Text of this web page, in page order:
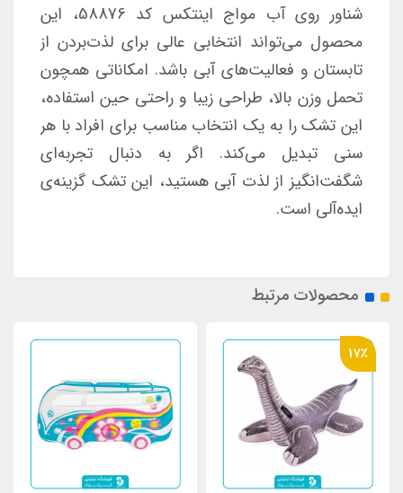
شناور روی آب مواج اینتکس کد 58876، این
محصول می‌تواند انتخابی عالی برای لذت‌بردن از
تابستان و فعالیت‌های آبی باشد. امکاناتی همچون
تحمل وزن بالا، طراحی زیبا و راحتی حین استفاده،
این تشک را به یک انتخاب مناسب برای افراد با هر
سنی تبدیل می‌کند. اگر به دنبال تجربه‌ای
شگفت‌انگیز از لذت آبی هستید، این تشک گزینه‌ی
ایده‌آلی است.
محصولات مرتبط
17٪